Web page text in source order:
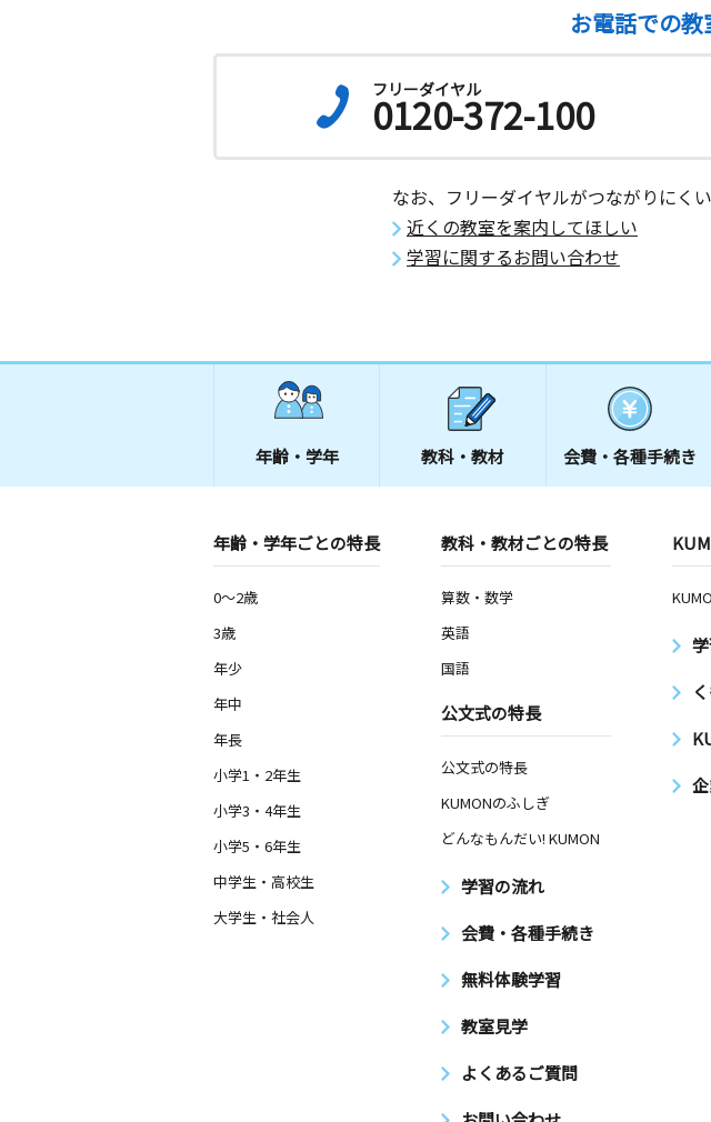
京都府京都市伏見区久我東町６－３０コンフォー
お電話での教
フリーダイヤル
0120-372-100
なお、フリーダイヤルがつながりにく
近くの教室を案内してほしい
学習に関するお問い合わせ
年齢・学年 教科・教材 会費・ 各種手続き
年齢・学年ごとの特長
0～2歳
3歳
年少
年中
年長
小学1・2年生
小学3・4年生
小学5・6年生
中学生・高校生
大学生・社会人
教科・教材ごとの特長
算数・数学
英語
国語
公文式の特長
公文式の特長
KUMONのふしぎ
どんなもんだい! KUMON
学習の流れ
会費・各種手続き
無料体験学習
教室見学
よくあるご質問